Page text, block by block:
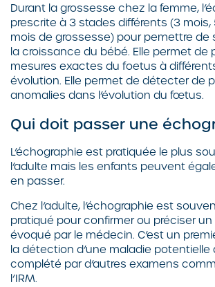
Durant la grossesse chez la femme,
prescrite à 3 stades différents (3 mois,
mois de grossesse) pour pemettre de
la croissance du bébé. Elle permet de
mesures exactes du foetus à
évolution. Elle permet de détecter de
anomalies dans l’évolution du fœtus.
Qui doit passer une
L’échographie est pratiquée le plus
l’adulte mais les enfants peuvent
en passer.
Chez l’adulte, l’échographie est
pratiqué pour confirmer ou préciser
évoqué par le médecin. C’est un
la détection d’une maladie potentielle
complété par d’autres examens
l’IRM.